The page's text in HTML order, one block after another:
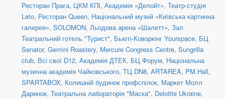
Ресторан Прага, ЦКМ КПІ, Академія «Делойт», Театр-студія
Leto, Ресторан Queen, Національний музей «Київська картинна
галерея», SOLOMON, Льодова арена «Шалетт», Зал
Театральний готель "Турист", Бьюті-Коворкінг Yourspace, БЦ
Senator, Gemini Roastery, Mercure Congress Centre, Sungrilla
club, Всі свої D12, Академія ДТЕК, БЦ Форум, Національна
музична академія Чайковського, ТЦ DN8, ARTAREA, PM.Hall,
SPARTABOX, Колишній будинок профспілок, Маркет Молл
Даринок, Театральна лабораторія "Маска", Deloitte Ukraine,